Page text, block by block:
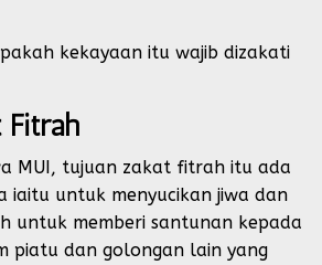
kekayaan itu wajib dizakati
Fitrah
MUI, tujuan zakat fitrah itu ada
iaitu untuk menyucikan jiwa dan
untuk memberi santunan kepada
piatu dan golongan lain yang